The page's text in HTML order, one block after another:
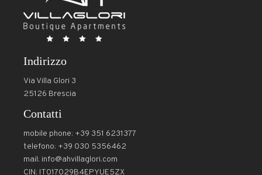
Indirizzo
Via Villa Glori 3
25126 Brescia
Contatti
mobile phone: +39 351 6231377
telefono: +39 030 5356462
mail: info@ahvillaglori.com
CIN: IT017029B4EPYUE5ZX